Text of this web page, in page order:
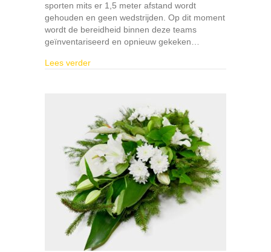
sporten mits er 1,5 meter afstand wordt
gehouden en geen wedstrijden. Op dit moment
wordt de bereidheid binnen deze teams
geïnventariseerd en opnieuw gekeken…
Lees verderabout UPDATE Reiger Boys m.b.t. coronavirus